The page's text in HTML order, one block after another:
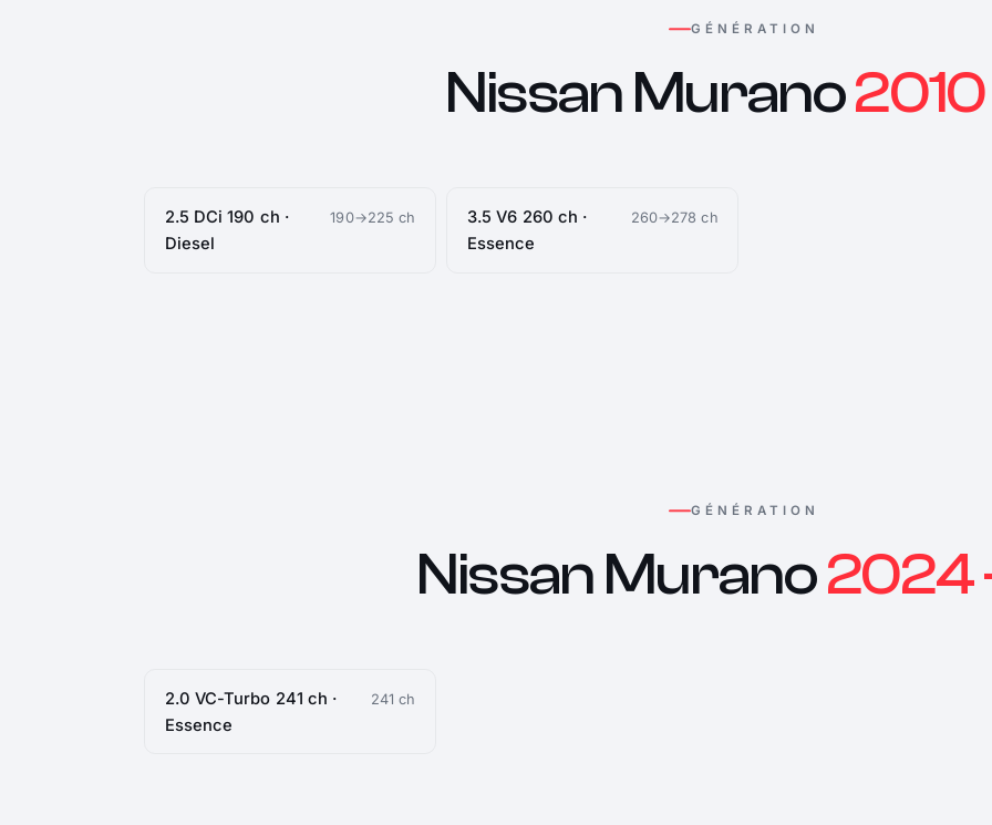
GÉNÉRATION
Nissan Murano2010
2.5 DCi 190 ch ·
Diesel
190→225 ch
3.5 V6 260 ch ·
Essence
260→278 ch
GÉNÉRATION
Nissan Murano2024
2.0 VC-Turbo 241 ch ·
Essence
241 ch